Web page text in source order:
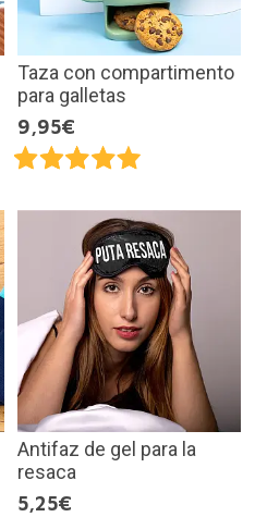
Taza con compartimento
para galletas
9,95€
Antifaz de gel para la
resaca
5,25€